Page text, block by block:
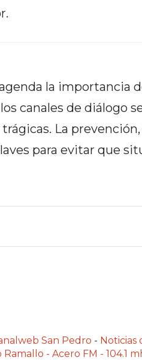
la
canales de diálogo
La
para evitar que
San Pedro - Noticias
Ramallo - Acero FM - 104.1